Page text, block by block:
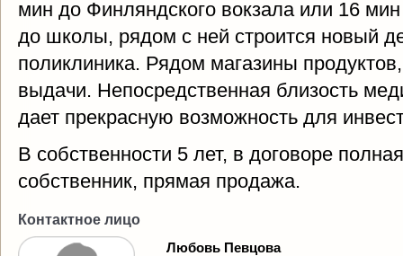
мин до Финляндского вокзала или 16
до школы, рядом с ней строится новый
поликлиника. Рядом магазины
выдачи. Непосредственная близость
дает прекрасную возможность для
В собственности 5 лет, в договоре
собственник, прямая продажа.
Контактное лицо
Любовь Певцова